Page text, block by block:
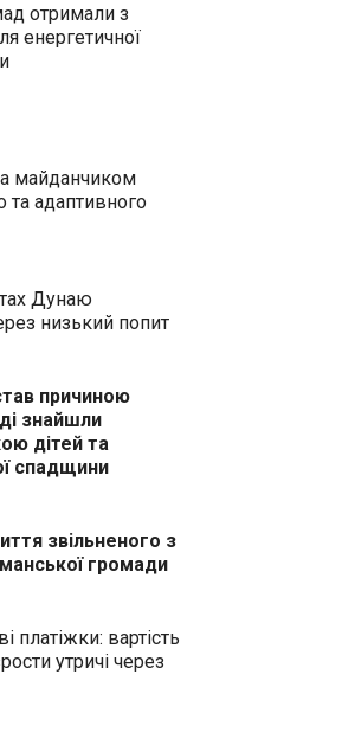
отримали з
енергетичної
майданчиком
та адаптивного
Дунаю
низький попит
причиною
знайшли
дітей та
спадщини
звільненого з
громади
платіжки: вартість
утричі через